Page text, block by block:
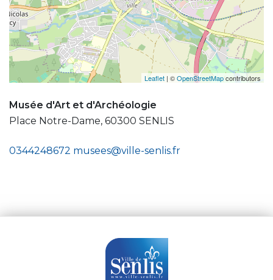
Leaflet | ©OpenStreetMapcontributors
Musée d'Art et d'Archéologie
Place Notre-Dame, 60300 SENLIS
0344248672 musees@ville-senlis.fr